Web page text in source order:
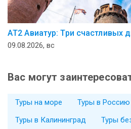
АT2 Авиатур: Три счастливых
09.08.2026, вс
Вас могут
Туры на море
Туры в Россию
Туры в Калининград
Туры